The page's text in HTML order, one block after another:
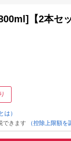
【2本セ
は）
できます
（控除上限額を